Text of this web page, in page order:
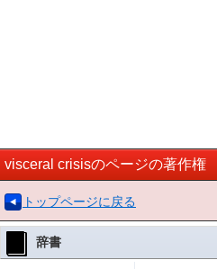
visceral crisisのページの著作権
トップページに戻る
辞書